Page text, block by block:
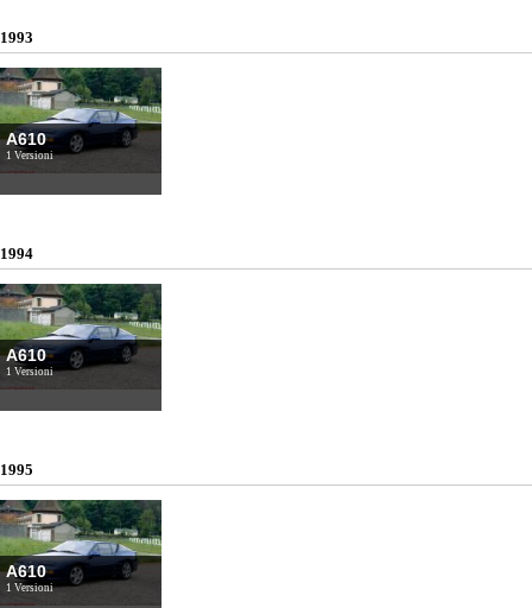
1993
A610
1 Versioni
1994
A610
1 Versioni
1995
A610
1 Versioni